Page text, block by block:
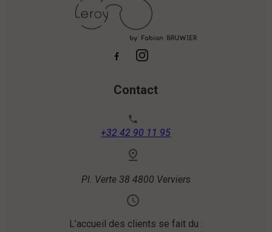
Contact
phone
+32 42 90 11 95
Pl. Verte 38 4800 Verviers
L’accueil des clients se fait du :